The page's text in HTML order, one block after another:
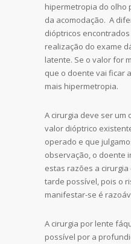
hipermetropia do olho
da acomodação. A
dióptricos
realização do exame
latente. Se o valor for
que o doente vai ficar
mais hipermetropia.
A cirurgia deve ser um
valor dióptrico
operado e que
observação, o doente
estas razões a
tarde possível, pois o
manifestar-se é
A cirurgia por lente
possível por a